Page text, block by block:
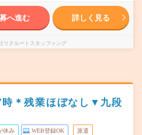
へ進む 詳しく見る
リクルートスタッフィング
＊残業ほぼなし▼九段
休み WEB登録OK 派遣